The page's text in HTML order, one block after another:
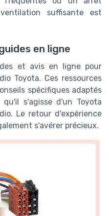
suffisante est
en ligne
et avis en ligne pour
Toyota. Ces ressources
spécifiques adaptés
s'agisse d'un Toyota
Le retour d'expérience
s'avérer précieux.